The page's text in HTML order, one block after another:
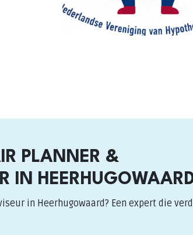
PLANNER &
IN
in Heerhugowaard? Een expert die